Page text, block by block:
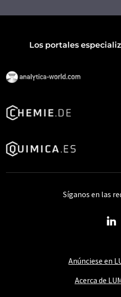
Los portales
Anúnciese en
Acerca de
Síganos en las